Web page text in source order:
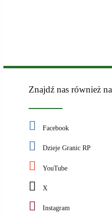
Znajdź nas również na
Facebook
Dzieje Granic RP
YouTube
X
Instagram